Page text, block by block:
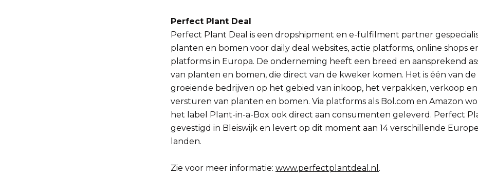
Perfect Plant Deal
Perfect Plant Deal is een dropshipment en e-fulfilment partner
planten en bomen voor daily deal websites, actie platforms, online shops
platforms in Europa. De onderneming heeft een breed en aansprekend
van planten en bomen, die direct van de kweker komen. Het is één van de
groeiende bedrijven op het gebied van inkoop, het verpakken, verkoop
versturen van planten en bomen. Via platforms als Bol.com en Amazon
het label Plant-in-a-Box ook direct aan consumenten geleverd. Perfect
gevestigd in Bleiswijk en levert op dit moment aan 14 verschillende
landen.
Zie voor meer informatie: www.perfectplantdeal.nl .